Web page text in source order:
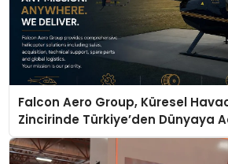
Falcon Aero Group, Küresel
Zincirinde Türkiye’den Dünyaya